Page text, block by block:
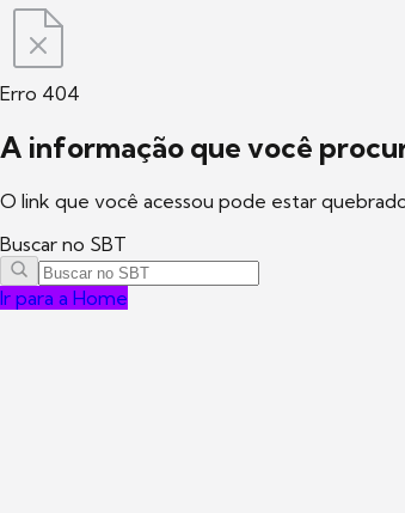
Erro 404
A informação que você
O link que você acessou pode estar
Buscar no SBT
Ir para a Home